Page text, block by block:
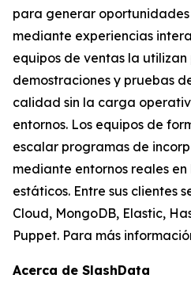
para generar
mediante experiencias
equipos de ventas la
demostraciones y pruebas
calidad sin la carga
entornos. Los equipos de
escalar programas de
mediante entornos reales
estáticos. Entre sus clientes
Cloud, MongoDB, Elastic,
Puppet. Para más
Acerca de SlashData